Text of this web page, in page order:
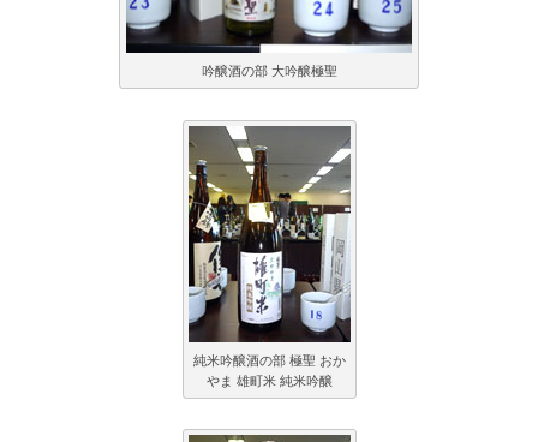
吟醸酒の部 大吟醸極聖
純米吟醸酒の部 極聖 おか
やま 雄町米 純米吟醸